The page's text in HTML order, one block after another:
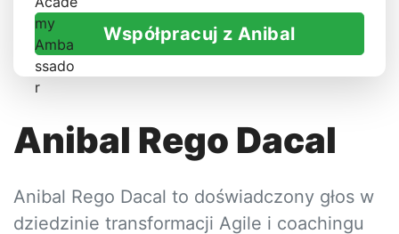
Współpracuj z Anibal
Anibal Rego Dacal
Anibal Rego Dacal to doświadczony głos w
dziedzinie transformacji Agile i coachingu